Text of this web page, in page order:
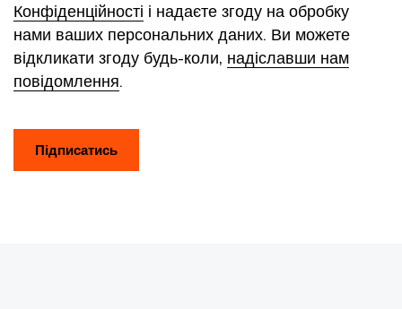
Конфіденційності і надаєте згоду на обробку
нами ваших персональних даних. Ви можете
відкликати згоду будь-коли, надіславши нам
повідомлення.
Підписатись